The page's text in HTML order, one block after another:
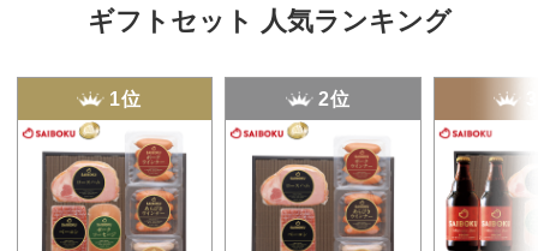
ギフトセット 人気ランキング
1位 2位